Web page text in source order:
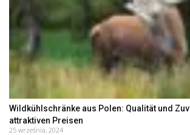
Wildkühlschränke aus Polen: Qualität und
attraktiven Preisen
25 września, 2024